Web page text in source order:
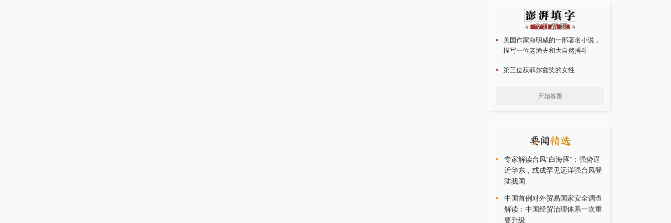
美国作家海明威的一部著名小说，
描写一位老渔夫和大自然搏斗
第三位获菲尔兹奖的女性
开始答题
专家解读台风“白海豚”：强势逼
近华东，或成罕见远洋强台风登
陆我国
中国首例对外贸易国家安全调查
解读：中国经贸治理体系一次重
要升级